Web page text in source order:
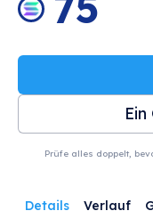
Prüfe alles doppelt,
Details Verlauf